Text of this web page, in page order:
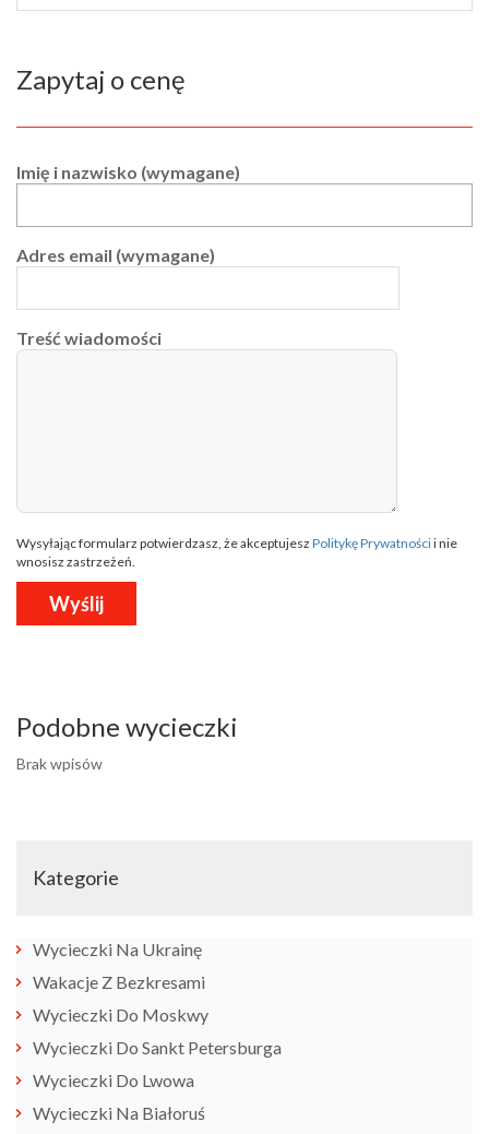
Zapytaj o cenę
Imię i nazwisko (wymagane)
Adres email (wymagane)
Treść wiadomości
Wysyłając formularz potwierdzasz, że akceptujesz Politykę Prywatnościi nie
wnosisz zastrzeżeń.
Podobne wycieczki
Brak wpisów
Kategorie
Wycieczki Na Ukrainę
Wakacje Z Bezkresami
Wycieczki Do Moskwy
Wycieczki Do Sankt Petersburga
Wycieczki Do Lwowa
Wycieczki Na Białoruś